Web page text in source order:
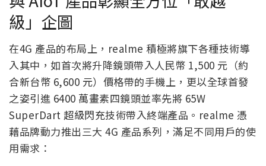
級」企圖
在4G 產品的布局上，realme 積極將旗下各種技術導
入其中，如首次將升降鏡頭帶入人民幣 1,500 元（約
合新台幣 6,600 元）價格帶的手機上，更以全球首發
之姿引進 6400 萬畫素四鏡頭並率先將 65W
SuperDart 超級閃充技術帶入終端產品。realme 憑
藉品牌動力推出三大 4G 產品系列，滿足不同用戶的使
用需求：